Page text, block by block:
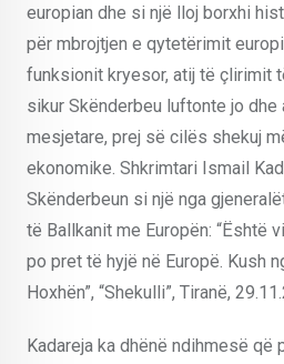
europian dhe si një lloj borxhi
për mbrojtjen e qytetërimit
funksionit kryesor, atij të çlirimit
sikur Skënderbeu luftonte jo dhe
mesjetare, prej së cilës shekuj
ekonomike. Shkrimtari Ismail
Skënderbeun si një nga
të Ballkanit me Europën: “Është
po pret të hyjë në Europë. Kush
Hoxhën”, “Shekulli”, Tiranë,
Kadareja ka dhënë ndihmesë